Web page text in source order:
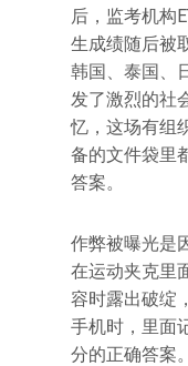
后，监考机构
生成绩随后被
韩国、泰国、
发了激烈的社
忆，这场有组
备的文件袋里
答案。
作弊被曝光是
在运动夹克里
容时露出破绽
手机时，里面
分的正确答案